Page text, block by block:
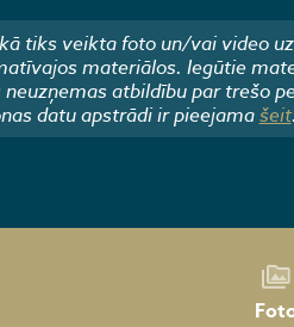
tiks veikta foto un/vai video
materiālos. Iegūtie
atbildību par trešo
datu apstrādi ir pieejamašeit.